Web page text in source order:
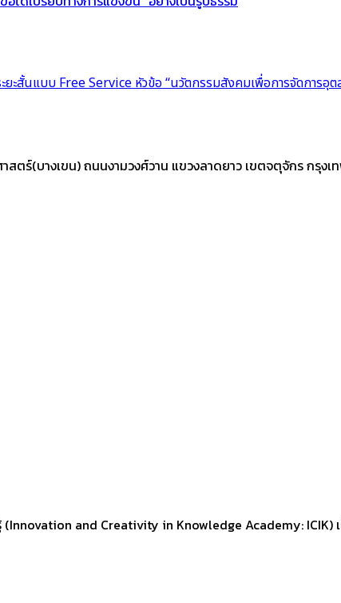
ยะสั้นแบบ Free Service หัวข้อ “นวัตกรรมสังคมเพื่อการจัดการอุ
สตร์(บางเขน) ถนนงามวงศ์วาน แขวงลาดยาว เขตจตุจักร กรุง
(Innovation and Creativity in Knowledge Academy: